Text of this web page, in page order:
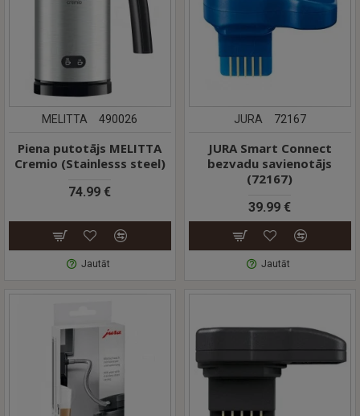
MELITTA 490026
Piena putotājs MELITTA
Cremio (Stainlesss steel)
74.99 €
Jautāt
JURA 72167
JURA Smart Connect
bezvadu savienotājs
(72167)
39.99 €
Jautāt